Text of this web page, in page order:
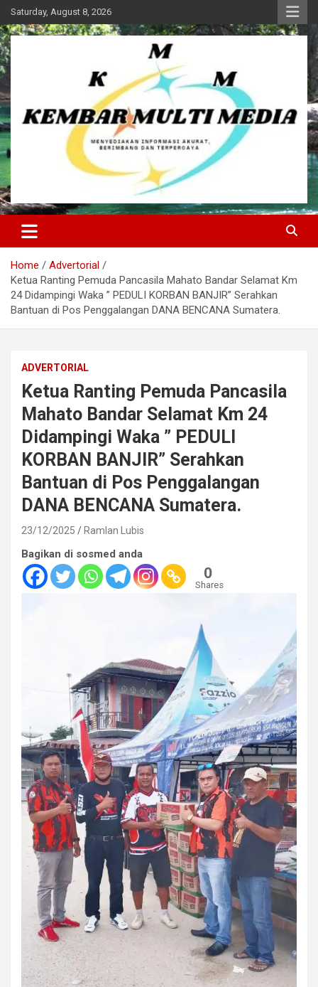
Skip
to
content
Saturday, August 8, 2026
Kembar Multi Media
Home
Advertorial
Ketua Ranting Pemuda Pancasila Mahato Bandar Selamat Km
24 Didampingi Waka ” PEDULI KORBAN BANJIR” Serahkan
Bantuan di Pos Penggalangan DANA BENCANA Sumatera.
ADVERTORIAL
Ketua Ranting Pemuda Pancasila
Mahato Bandar Selamat Km 24
Didampingi Waka ” PEDULI
KORBAN BANJIR” Serahkan
Bantuan di Pos Penggalangan
DANA BENCANA Sumatera.
23/12/2025 Ramlan Lubis
Bagikan di sosmed anda
0
Shares